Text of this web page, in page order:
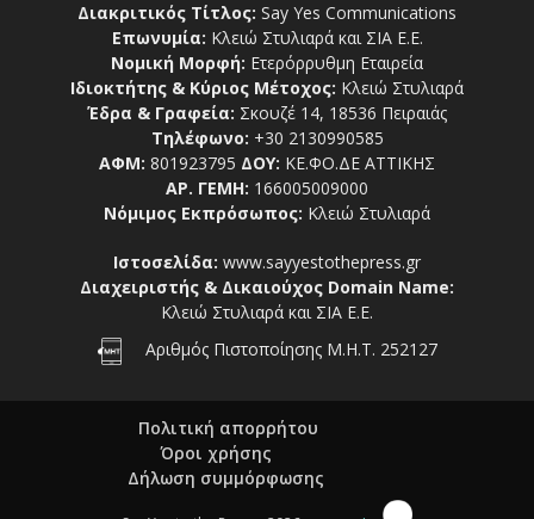
Διακριτικός Τίτλος: Say Yes Communications
Επωνυμία: Κλειώ Στυλιαρά και ΣΙΑ Ε.Ε.
Νομική Μορφή: Ετερόρρυθμη Εταιρεία
Ιδιοκτήτης & Κύριος Μέτοχος: Κλειώ Στυλιαρά
Έδρα & Γραφεία: Σκουζέ 14, 18536 Πειραιάς
Τηλέφωνο: +30 2130990585
ΑΦΜ: 801923795 ΔΟΥ: ΚΕ.ΦΟ.ΔΕ ΑΤΤΙΚΗΣ
ΑΡ. ΓΕΜΗ: 166005009000
Νόμιμος Εκπρόσωπος: Κλειώ Στυλιαρά
Ιστοσελίδα: www.sayyestothepress.gr
Διαχειριστής & Δικαιούχος Domain Name:
Κλειώ Στυλιαρά και ΣΙΑ Ε.Ε.
Αριθμός Πιστοποίησης Μ.Η.Τ. 252127
Πολιτική απορρήτου
Όροι χρήσης
Δήλωση συμμόρφωσης